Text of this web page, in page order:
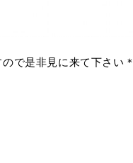
で是非見に来て下さい＊